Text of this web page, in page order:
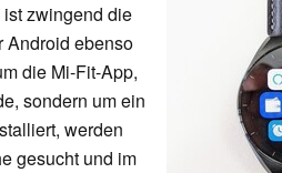
zwingend die
Android ebenso
die Mi-Fit-App,
sondern um ein
werden
gesucht und im